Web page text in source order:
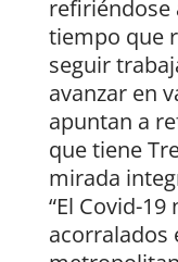
refiriéndose
tiempo que
seguir
avanzar en
apuntan a
que tiene
mirada
“El Covid-
acorralados